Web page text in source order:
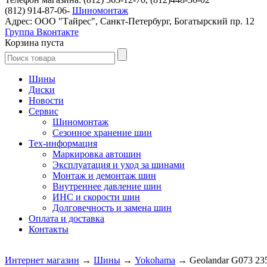
(812) 914-87-06- Шиномонтаж
Адрес: ООО "Тайрес", Санкт-Петербург, Богатырский пр. 12
Группа Вконтакте
Корзина пуста
Шины
Диски
Новости
Сервис
Шиномонтаж
Сезонное хранение шин
Тех-информация
Маркировка автошин
Эксплуатация и уход за шинами
Монтаж и демонтаж шин
Внутреннее давление шин
ИНС и скорости шин
Долговечность и замена шин
Оплата и доставка
Контакты
Интернет магазин → Шины → Yokohama → Geolandar G073